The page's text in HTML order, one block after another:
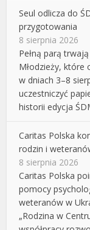
Seul odlicza do
przygotowania
8 sierpnia 2026
Pełną parą
Młodzieży, które
w dniach 3–8
uczestniczyć
historii edycja
Caritas Polska
rodzin i
8 sierpnia 2026
Caritas Polska
pomocy
weteranów w
„Rodzina w